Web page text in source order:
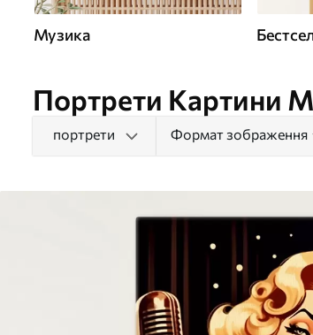
Музика
Портрети Картини
портрети Формат зображення